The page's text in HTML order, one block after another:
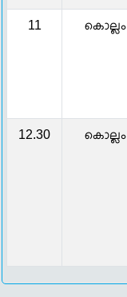
11 കൊല്ലം
12.30 കൊല്ലം